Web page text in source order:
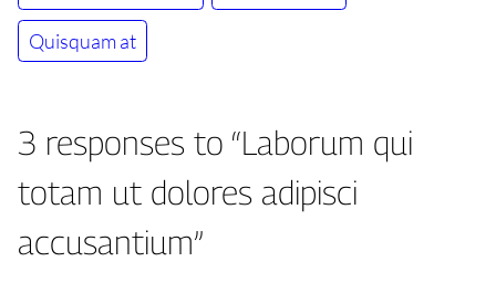
Quisquam at
3 responses to “Laborum qui
totam ut dolores adipisci
accusantium”